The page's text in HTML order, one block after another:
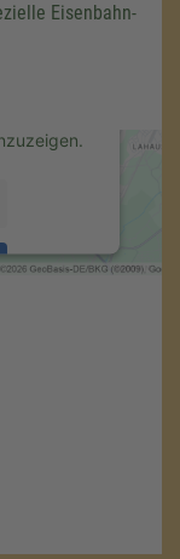
Eisenbahn-